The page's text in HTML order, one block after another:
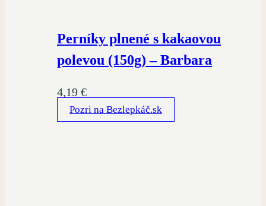
Perníky plnené s kakaovou
polevou (150g) – Barbara
4,19 €
Pozri na Bezlepkáč.sk